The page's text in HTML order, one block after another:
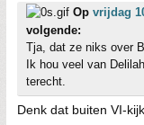
Op vrijdag
volgende:
Tja, dat ze niks over
Ik hou veel van
terecht.
Denk dat buiten VI-